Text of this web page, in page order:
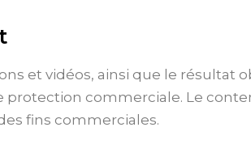
et vidéos, ainsi que le
protection commerciale. Le
fins commerciales.